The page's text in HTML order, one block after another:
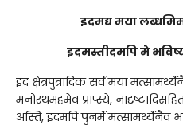
इदमद्य मया
इदमस्तीदमपि मे
इदं क्षेत्रपुत्रादिकं सर्वं मया
मनोरथमहमेव प्राप्स्ये,
अस्ति, इदमपि पुनर्मे मत्सामर्थ्येनैव